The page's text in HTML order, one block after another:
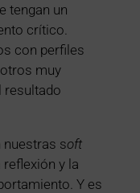
tengan un
crítico.
con perfiles
muy
resultado
nuestras soft
reflexión y la
Y es